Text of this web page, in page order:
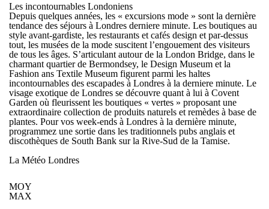
Les incontournables Londoniens
Depuis quelques années, les « excursions mode » sont la dernière
tendance des séjours à Londres derniere minute. Les boutiques au
style avant-gardiste, les restaurants et cafés design et par-dessus
tout, les musées de la mode suscitent l’engouement des visiteurs
de tous les âges. S’articulant autour de la London Bridge, dans le
charmant quartier de Bermondsey, le Design Museum et la
Fashion ans Textile Museum figurent parmi les haltes
incontournables des escapades à Londres à la derniere minute. Le
visage exotique de Londres se découvre quant à lui à Covent
Garden où fleurissent les boutiques « vertes » proposant une
extraordinaire collection de produits naturels et remèdes à base de
plantes. Pour vos week-ends à Londres à la dernière minute,
programmez une sortie dans les traditionnels pubs anglais et
discothèques de South Bank sur la Rive-Sud de la Tamise.
La Météo Londres
MOY
MAX